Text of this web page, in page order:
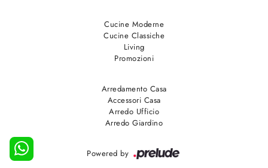
Cucine Moderne
Cucine Classiche
Living
Promozioni
Arredamento Casa
Accessori Casa
Arredo Ufficio
Arredo Giardino
Powered by